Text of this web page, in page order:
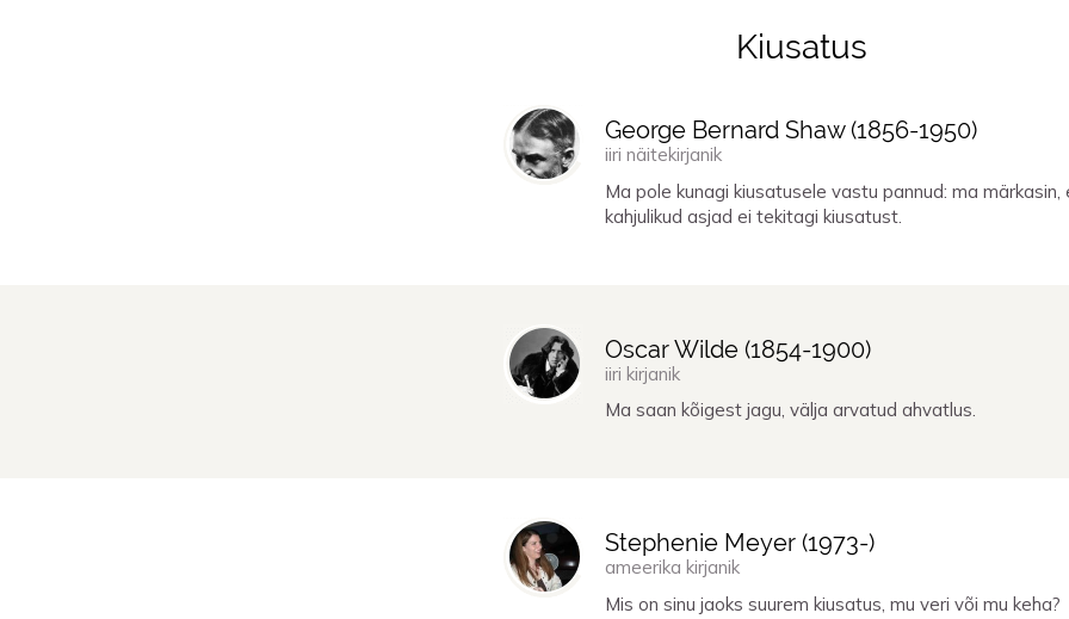
Kiusatus
George Bernard Shaw (1856-1950)
iiri näitekirjanik
Ma pole kunagi kiusatusele vastu pannud: ma märkasin,
kahjulikud asjad ei tekitagi kiusatust.
Oscar Wilde (1854-1900)
iiri kirjanik
Ma saan kõigest jagu, välja arvatud ahvatlus.
Stephenie Meyer (1973-)
ameerika kirjanik
Mis on sinu jaoks suurem kiusatus, mu veri või mu keha?